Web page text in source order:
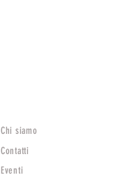
Chi siamo
Contatti
Eventi